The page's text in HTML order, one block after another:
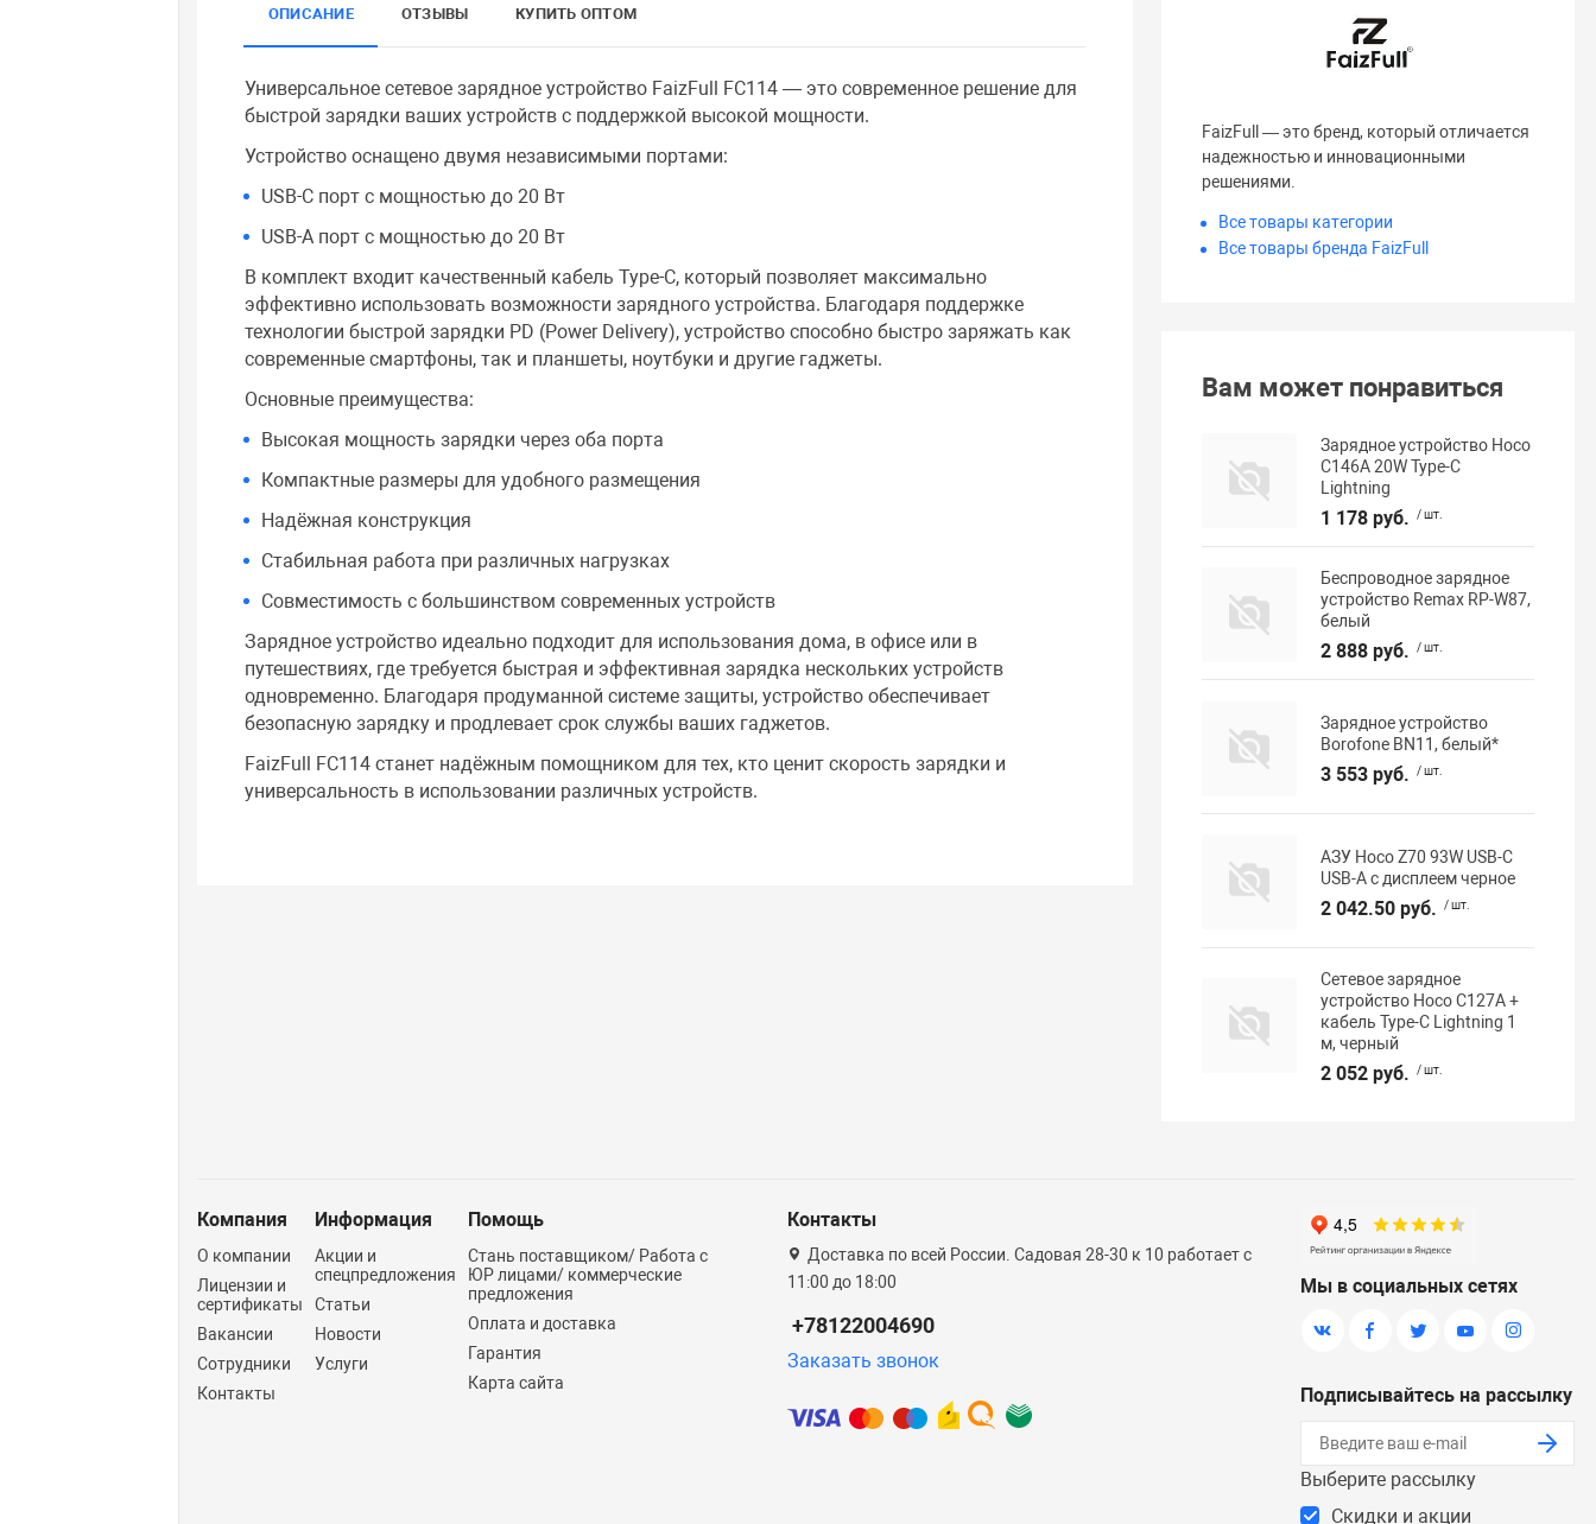
ОПИСАНИЕ ОТЗЫВЫ КУПИТЬ ОПТОМ
Универсальное сетевое зарядное устройство FaizFull FC114 — это современное решение для
быстрой зарядки ваших устройств с поддержкой высокой мощности.
Устройство оснащено двумя независимыми портами:
USB-C порт с мощностью до 20 Вт
USB-A порт с мощностью до 20 Вт
В комплект входит качественный кабель Type-C, который позволяет максимально
эффективно использовать возможности зарядного устройства. Благодаря поддержке
технологии быстрой зарядки PD (Power Delivery), устройство способно быстро заряжать как
современные смартфоны, так и планшеты, ноутбуки и другие гаджеты.
Основные преимущества:
Высокая мощность зарядки через оба порта
Компактные размеры для удобного размещения
Надёжная конструкция
Стабильная работа при различных нагрузках
Совместимость с большинством современных устройств
Зарядное устройство идеально подходит для использования дома, в офисе или в
путешествиях, где требуется быстрая и эффективная зарядка нескольких устройств
одновременно. Благодаря продуманной системе защиты, устройство обеспечивает
безопасную зарядку и продлевает срок службы ваших гаджетов.
FaizFull FC114 станет надёжным помощником для тех, кто ценит скорость зарядки и
универсальность в использовании различных устройств.
FaizFull — это бренд, который отличается
надежностью и инновационными
решениями.
Все товары категории
Все товары бренда FaizFull
Вам может понравиться
Зарядное устройство Hoco
C146A 20W Type-C
Lightning
1 178 руб. / шт.
Беспроводное зарядное
устройство Remax RP-W87,
белый
2 888 руб. / шт.
Зарядное устройство
Borofone BN11, белый*
3 553 руб. / шт.
АЗУ Hoco Z70 93W USB-C
USB-A с дисплеем черное
2 042.50 руб. / шт.
Сетевое зарядное
устройство Hoco C127A +
кабель Type-C Lightning 1
м, черный
2 052 руб. / шт.
Компания
О компании
Лицензии и
сертификаты
Вакансии
Сотрудники
Контакты
Информация
Акции и
спецпредложения
Статьи
Новости
Услуги
Помощь
Стань поставщиком/ Работа с
ЮР лицами/ коммерческие
предложения
Оплата и доставка
Гарантия
Карта сайта
Контакты
Доставка по всей России. Садовая 28-30 к 10 работает с
11:00 до 18:00
+78122004690
Заказать звонок
Мы в социальных сетях
Подписывайтесь на рассылку
Выберите рассылку
Скидки и акции